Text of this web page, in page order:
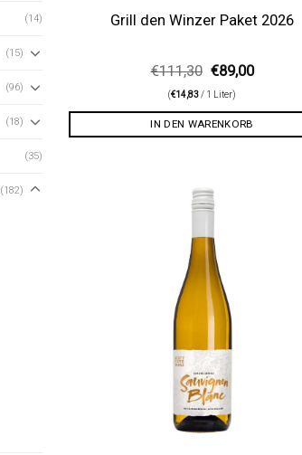
(14)
(15)
(96)
(18)
(35)
(182)
Grill den Winzer Paket 2026
€111,30 Ursprünglicher
war:
€111,30
€89,00Aktueller
€89,00.
(€14,83/ 1 Liter)
IN DEN WARENKORB